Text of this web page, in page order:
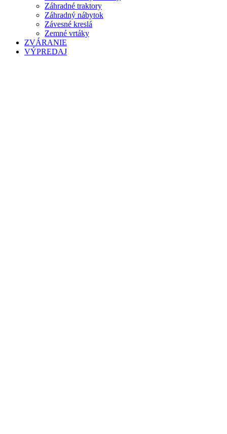
Záhradné traktory
Záhradný nábytok
Závesné kreslá
Zemné vrtáky
ZVÁRANIE
VÝPREDAJ